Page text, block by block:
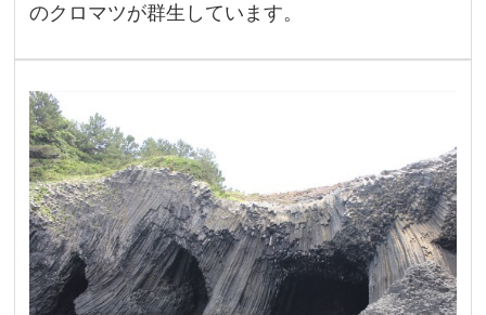
のクロマツが群生しています。